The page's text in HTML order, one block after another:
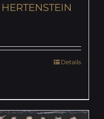
Details